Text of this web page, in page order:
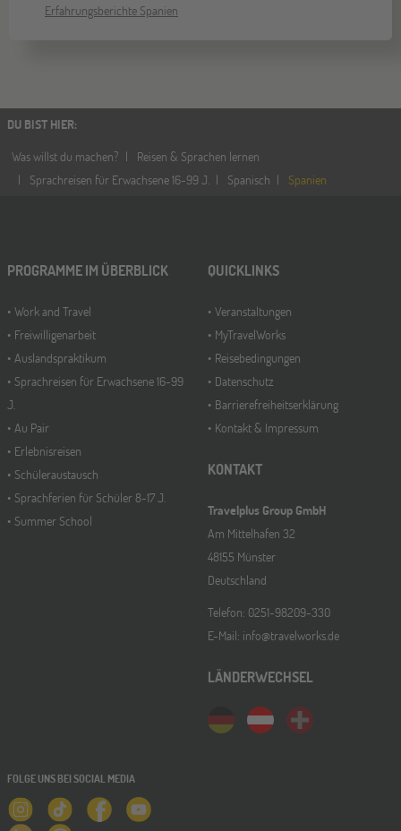
Erfahrungsberichte Spanien
DU BIST HIER:
Was willst du machen?
Reisen & Sprachen lernen
Sprachreisen für Erwachsene 16-99 J.
Spanisch Spanien
PROGRAMME IM ÜBERBLICK
Work and Travel
Freiwilligenarbeit
Auslandspraktikum
Sprachreisen für Erwachsene 16-99
J.
Au Pair
Erlebnisreisen
Schüleraustausch
Sprachferien für Schüler 8-17 J.
Summer School
QUICKLINKS
Veranstaltungen
MyTravelWorks
Reisebedingungen
Datenschutz
Barrierefreiheitserklärung
Kontakt & Impressum
KONTAKT
Travelplus Group GmbH
Am Mittelhafen 32
48155 Münster
Deutschland
Telefon: 0251-98209-330
E-Mail: info@travelworks.de
LÄNDERWECHSEL
FOLGE UNS BEI SOCIAL MEDIA